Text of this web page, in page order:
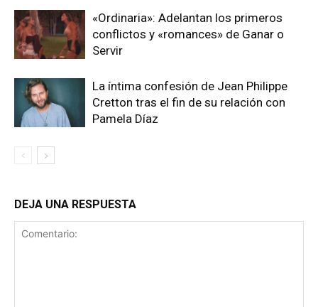
«Ordinaria»: Adelantan los primeros
conflictos y «romances» de Ganar o
Servir
La íntima confesión de Jean Philippe
Cretton tras el fin de su relación con
Pamela Díaz
DEJA UNA RESPUESTA